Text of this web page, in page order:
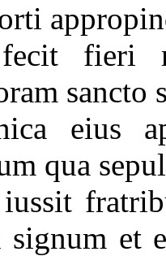
fieri
sancto
eius
qua
signum et